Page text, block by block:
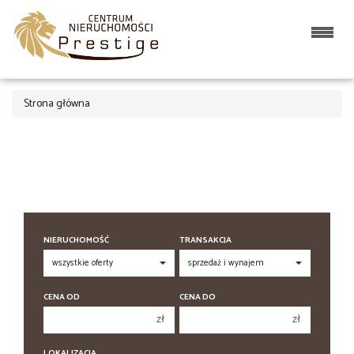
Strona główna
NIERUCHOMOŚĆ TRANSAKCJA
CENA OD
zł
CENA DO
zł